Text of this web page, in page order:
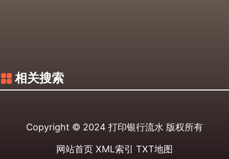
相关搜索
Copyright © 2024 打印银行流水 版权所有
网站首页 XML索引 TXT地图